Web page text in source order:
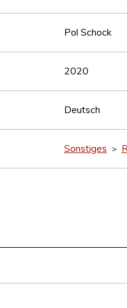
Pol Schock
2020
Deutsch
Sonstiges >